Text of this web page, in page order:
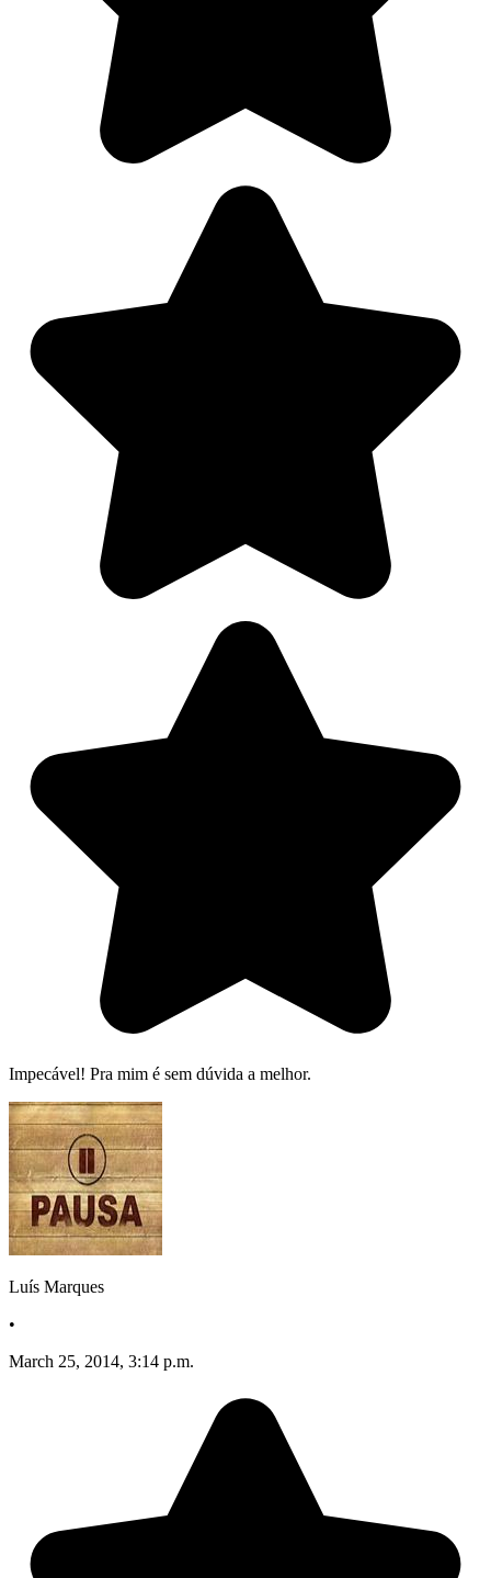
Impecável! Pra mim é sem dúvida a melhor.
Luís Marques
•
March 25, 2014, 3:14 p.m.